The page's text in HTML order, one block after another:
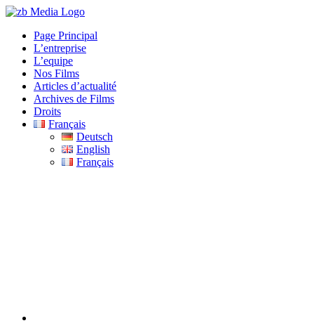
Skip
contentPage Principal
L’entreprise
L’equipe
Nos Films
Articles d’actualité
Archives de Films
Droits
Français
Deutsch
English
Français